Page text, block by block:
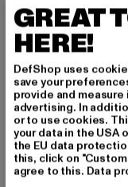
URBAN
Tall Tee
12,99 EUR
Derzeitiger Preis:
19,99 EUR
GREAT
HERE!
DefShop uses
save your
provide and
advertising. In
or to use cookies.
your data in the USA
the EU data
this, click on
agree to this. Data